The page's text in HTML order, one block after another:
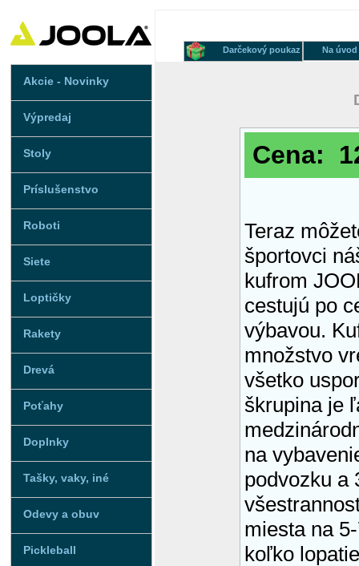
Akcie - Novinky
Výpredaj
Stoly
Príslušenstvo
Roboti
Siete
Loptičky
Rakety
Drevá
Poťahy
Doplnky
Tašky, vaky, iné
Odevy a obuv
Pickleball
Na úvod
Darčekový poukaz
Cena:
Teraz
športovci
kufrom
cestujú po
výbavou.
množstvo
všetko
škrupina je
na
podvozku a
miesta na
koľko